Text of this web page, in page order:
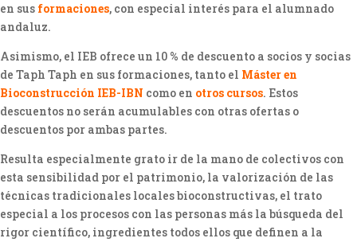
en sus formaciones, con especial interés para el alumnado
andaluz.
Asimismo, el IEB ofrece un 10 % de descuento a socios y socias
de Taph Taph en sus formaciones, tanto el Máster en
Bioconstrucción IEB-IBN como en otros cursos. Estos
descuentos no serán acumulables con otras ofertas o
descuentos por ambas partes.
Resulta especialmente grato ir de la mano de colectivos con
esta sensibilidad por el patrimonio, la valorización de las
técnicas tradicionales locales bioconstructivas, el trato
especial a los procesos con las personas más la búsqueda del
rigor científico, ingredientes todos ellos que definen a la